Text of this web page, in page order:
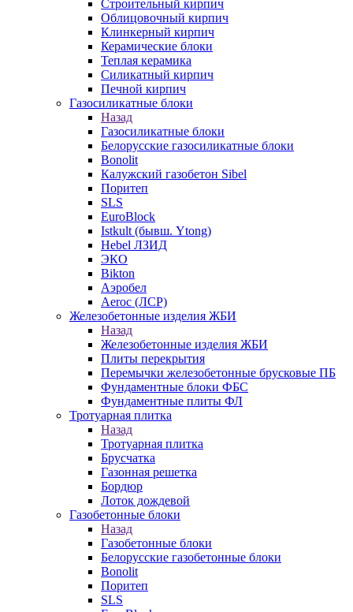
Строительный кирпич
Облицовочный кирпич
Клинкерный кирпич
Керамические блоки
Теплая керамика
Силикатный кирпич
Печной кирпич
Газосиликатные блоки
Назад
Газосиликатные блоки
Белорусские газосиликатные блоки
Bonolit
Калужский газобетон Sibel
Поритеп
SLS
EuroBlock
Istkult (бывш. Ytong)
Hebel ЛЗИД
ЭКО
Bikton
Аэробел
Aeroc (ЛСР)
Железобетонные изделия ЖБИ
Назад
Железобетонные изделия ЖБИ
Плиты перекрытия
Перемычки железобетонные брусковые ПБ
Фундаментные блоки ФБС
Фундаментные плиты ФЛ
Тротуарная плитка
Назад
Тротуарная плитка
Брусчатка
Газонная решетка
Бордюр
Лоток дождевой
Газобетонные блоки
Назад
Газобетонные блоки
Белорусские газобетонные блоки
Bonolit
Поритеп
SLS